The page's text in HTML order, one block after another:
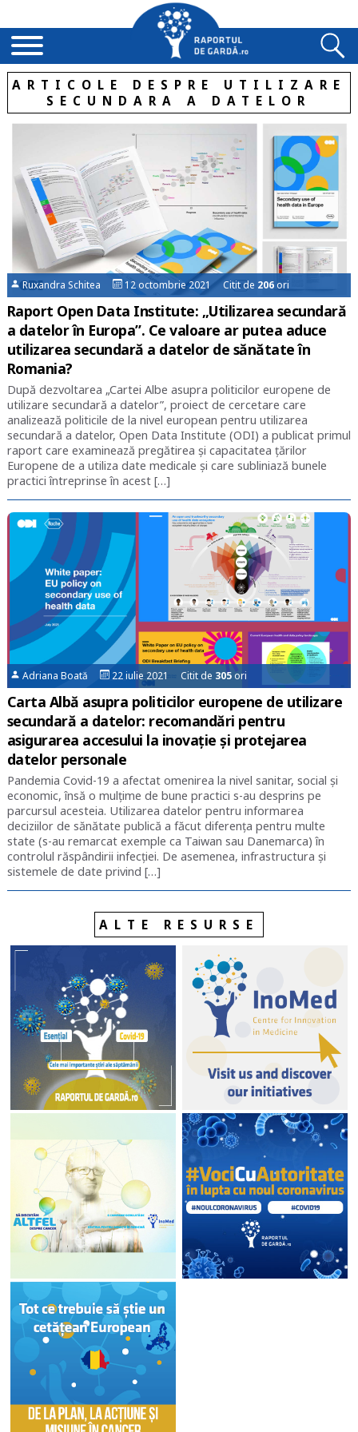
ARTICOLE DESPRE UTILIZARE
SECUNDARA A DATELOR
Ruxandra Schitea 12 octombrie 2021 Citit de 206ori
Raport Open Data Institute: „Utilizarea secundară
a datelor în Europa”. Ce valoare ar putea aduce
utilizarea secundară a datelor de sănătate în
Romania?
După dezvoltarea „Cartei Albe asupra politicilor europene de
utilizare secundară a datelor”, proiect de cercetare care
analizează politicile de la nivel european pentru utilizarea
secundară a datelor, Open Data Institute (ODI) a publicat primul
raport care examinează pregătirea și capacitatea țărilor
Europene de a utiliza date medicale și care subliniază bunele
practici întreprinse în acest […]
Adriana Boată 22 iulie 2021 Citit de 305 ori
Carta Albă asupra politicilor europene de utilizare
secundară a datelor: recomandări pentru
asigurarea accesului la inovație și protejarea
datelor personale
Pandemia Covid-19 a afectat omenirea la nivel sanitar, social și
economic, însă o mulțime de bune practici s-au desprins pe
parcursul acesteia. Utilizarea datelor pentru informarea
deciziilor de sănătate publică a făcut diferența pentru multe
state (s-au remarcat exemple ca Taiwan sau Danemarca) în
controlul răspândirii infecției. De asemenea, infrastructura și
sistemele de date privind […]
ALTE RESURSE